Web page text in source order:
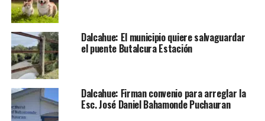
Dalcahue: El municipio quiere salvaguardar
el puente Butalcura Estación
Dalcahue: Firman convenio para arreglar la
Esc. José Daniel Bahamonde Puchauran